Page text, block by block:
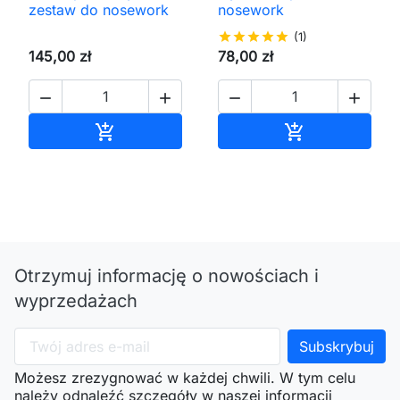
zestaw do nosework
145,00 zł
 

nosework
starstarstarstarstar (1)
78,00 zł
 

Otrzymuj informację o nowościach i
wyprzedażach
Możesz zrezygnować w każdej chwili. W tym celu
należy odnaleźć szczegóły w naszej informacji